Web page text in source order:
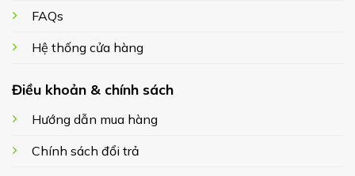
FAQs
Hệ thống cửa hàng
Điều khoản & chính sách
Hướng dẫn mua hàng
Chính sách đổi trả